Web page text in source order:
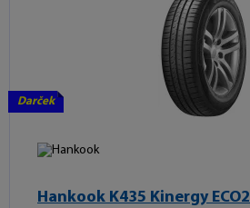
Darček
Hankook K435 Kinergy ECO2